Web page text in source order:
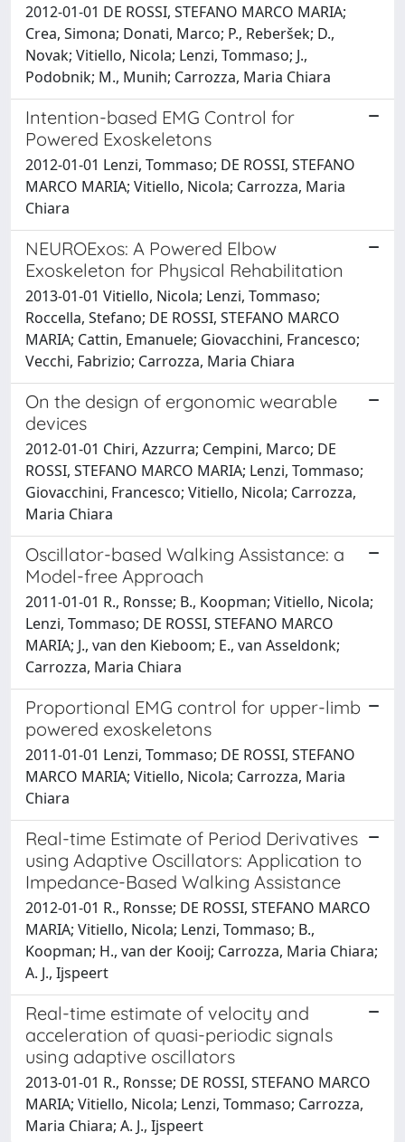
2012-01-01 DE ROSSI, STEFANO MARCO MARIA;
Crea, Simona; Donati, Marco; P., Reberšek; D.,
Novak; Vitiello, Nicola; Lenzi, Tommaso; J.,
Podobnik; M., Munih; Carrozza, Maria Chiara
Intention-based EMG Control for
Powered Exoskeletons
2012-01-01 Lenzi, Tommaso; DE ROSSI, STEFANO
MARCO MARIA; Vitiello, Nicola; Carrozza, Maria
Chiara
NEUROExos: A Powered Elbow
Exoskeleton for Physical Rehabilitation
2013-01-01 Vitiello, Nicola; Lenzi, Tommaso;
Roccella, Stefano; DE ROSSI, STEFANO MARCO
MARIA; Cattin, Emanuele; Giovacchini, Francesco;
Vecchi, Fabrizio; Carrozza, Maria Chiara
On the design of ergonomic wearable
devices
2012-01-01 Chiri, Azzurra; Cempini, Marco; DE
ROSSI, STEFANO MARCO MARIA; Lenzi, Tommaso;
Giovacchini, Francesco; Vitiello, Nicola; Carrozza,
Maria Chiara
Oscillator-based Walking Assistance: a
Model-free Approach
2011-01-01 R., Ronsse; B., Koopman; Vitiello, Nicola;
Lenzi, Tommaso; DE ROSSI, STEFANO MARCO
MARIA; J., van den Kieboom; E., van Asseldonk;
Carrozza, Maria Chiara
Proportional EMG control for upper-limb
powered exoskeletons
2011-01-01 Lenzi, Tommaso; DE ROSSI, STEFANO
MARCO MARIA; Vitiello, Nicola; Carrozza, Maria
Chiara
Real-time Estimate of Period Derivatives
using Adaptive Oscillators: Application to
Impedance-Based Walking Assistance
2012-01-01 R., Ronsse; DE ROSSI, STEFANO MARCO
MARIA; Vitiello, Nicola; Lenzi, Tommaso; B.,
Koopman; H., van der Kooij; Carrozza, Maria Chiara;
A. J., Ijspeert
Real-time estimate of velocity and
acceleration of quasi-periodic signals
using adaptive oscillators
2013-01-01 R., Ronsse; DE ROSSI, STEFANO MARCO
MARIA; Vitiello, Nicola; Lenzi, Tommaso; Carrozza,
Maria Chiara; A. J., Ijspeert